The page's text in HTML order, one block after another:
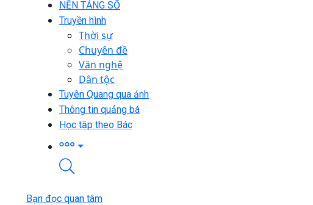
NỀN TẢNG SỐ
Truyền hình
Thời sự
Chuyên đề
Văn nghệ
Dân tộc
Tuyên Quang qua ảnh
Thông tin quảng bá
Học tập theo Bác
Bạn đọc quan tâm